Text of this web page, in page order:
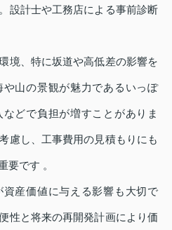
設計士や工務店による事前診断
境、特に坂道や高低差の影響を
山の景観が魅力であるいっぽ
どで負担が増すことがありま
慮し、工事費用の見積もりにも
要です 。
産価値に与える影響も大切で
性と将来の再開発計画により価